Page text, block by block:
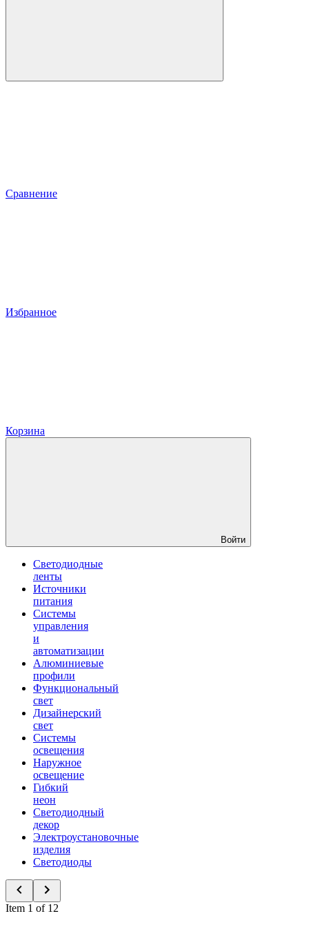
Сравнение
Избранное
Корзина
Войти
Светодиодные
ленты
Источники
питания
Системы
управления
и
автоматизации
Алюминиевые
профили
Функциональный
свет
Дизайнерский
свет
Системы
освещения
Наружное
освещение
Гибкий
неон
Светодиодный
декор
Электроустановочные
изделия
Светодиоды
Item 1 of 12